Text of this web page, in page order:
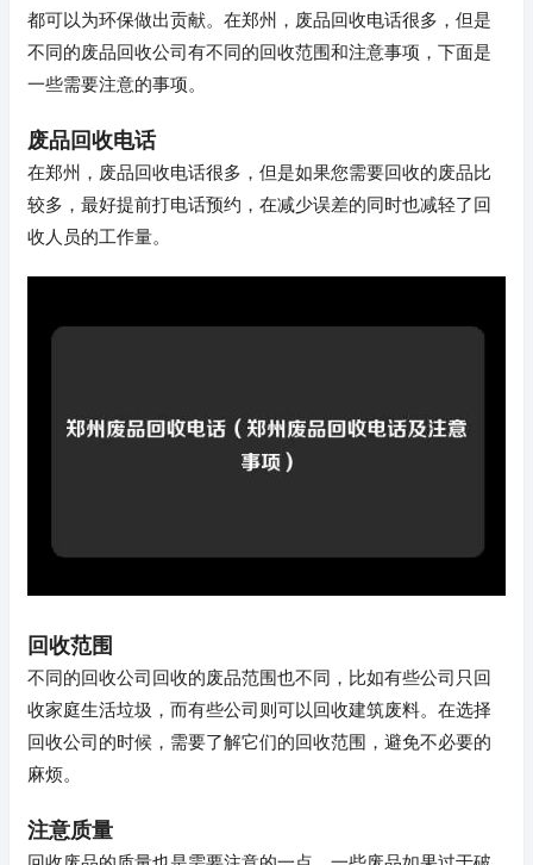
都可以为环保做出贡献。在郑州，废品回收电话很多，但是
不同的废品回收公司有不同的回收范围和注意事项，下面是
一些需要注意的事项。
废品回收电话
在郑州，废品回收电话很多，但是如果您需要回收的废品比
较多，最好提前打电话预约，在减少误差的同时也减轻了回
收人员的工作量。
回收范围
不同的回收公司回收的废品范围也不同，比如有些公司只回
收家庭生活垃圾，而有些公司则可以回收建筑废料。在选择
回收公司的时候，需要了解它们的回收范围，避免不必要的
麻烦。
注意质量